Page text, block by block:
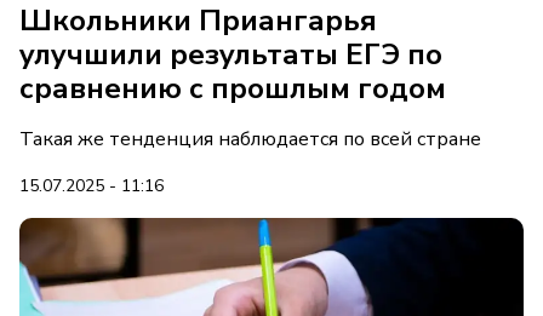
Школьники Приангарья
улучшили результаты ЕГЭ по
сравнению с прошлым годом
Такая же тенденция наблюдается по всей стране
15.07.2025 - 11:16